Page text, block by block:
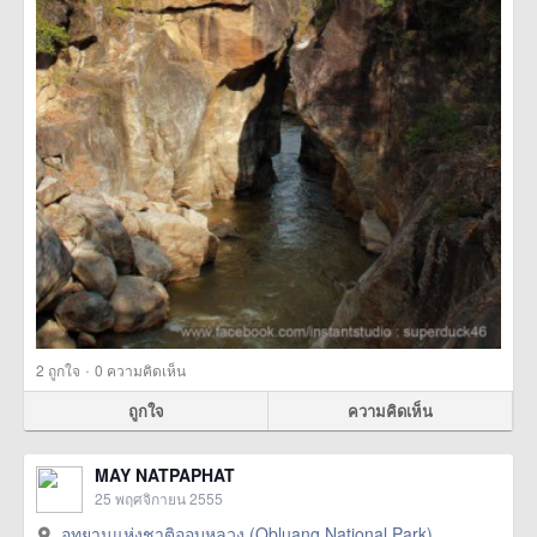
2 ถูกใจ · 0 ความคิดเห็น
ถูกใจ ความคิดเห็น
MAY NATPAPHAT
25 พฤศจิกายน 2555